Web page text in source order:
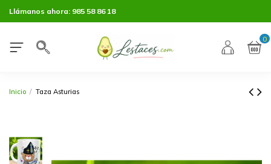
Llámanos ahora: 985 58 86 18
0
Inicio Taza Asturias